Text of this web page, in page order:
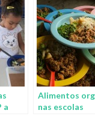
a
Alimentos
nas escolas